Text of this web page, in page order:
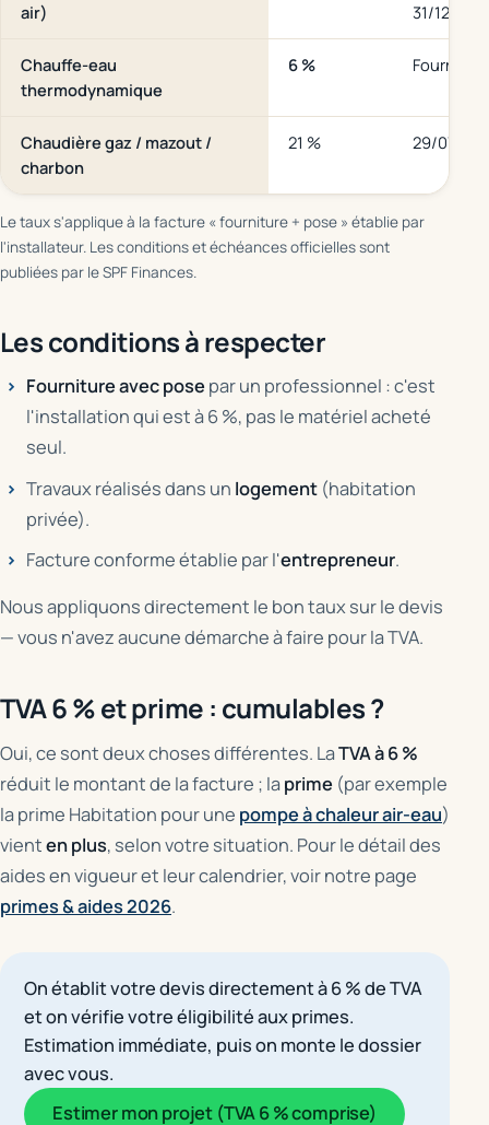
air)
31/12/
Chauffe-eau
thermodynamique
6 %
Chaudière gaz / mazout /
charbon
21 % 29/07/
Le taux s'applique à la facture « fourniture + pose » établie par
l'installateur. Les conditions et échéances officielles sont
publiées par le SPF Finances.
Les conditions à respecter
Fourniture avec posepar un professionnel : c'est
l'installation qui est à 6 %, pas le matériel acheté
seul.
Travaux réalisés dans un logement (habitation
privée).
Facture conforme établie par l'entrepreneur.
Nous appliquons directement le bon taux sur le devis
— vous n'avez aucune démarche à faire pour la TVA.
TVA 6 % et prime : cumulables ?
Oui, ce sont deux choses différentes. LaTVA à 6 %
réduit le montant de la facture ; laprime (par exemple
la prime Habitation pour une pompe à chaleur air-eau)
vienten plus, selon votre situation. Pour le détail des
aides en vigueur et leur calendrier, voir notre page
primes & aides 2026.
On établit votre devis directement à 6 % de TVA
et on vérifie votre éligibilité aux primes.
Estimation immédiate, puis on monte le dossier
avec vous.
Estimer mon projet (TVA 6 % comprise)